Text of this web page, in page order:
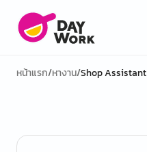
หน้าแรก/หางาน/Shop Assistant